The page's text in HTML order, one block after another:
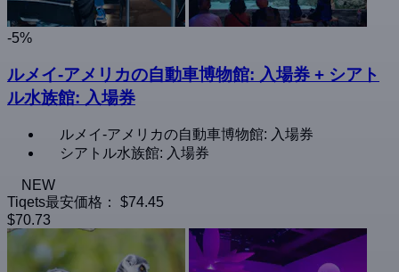
-5%
ルメイ-アメリカの自動車博物館: 入場券 + シアト
ル水族館: 入場券
ルメイ-アメリカの自動車博物館: 入場券
シアトル水族館: 入場券
NEW
Tiqets最安価格：
$74.45
$70.73